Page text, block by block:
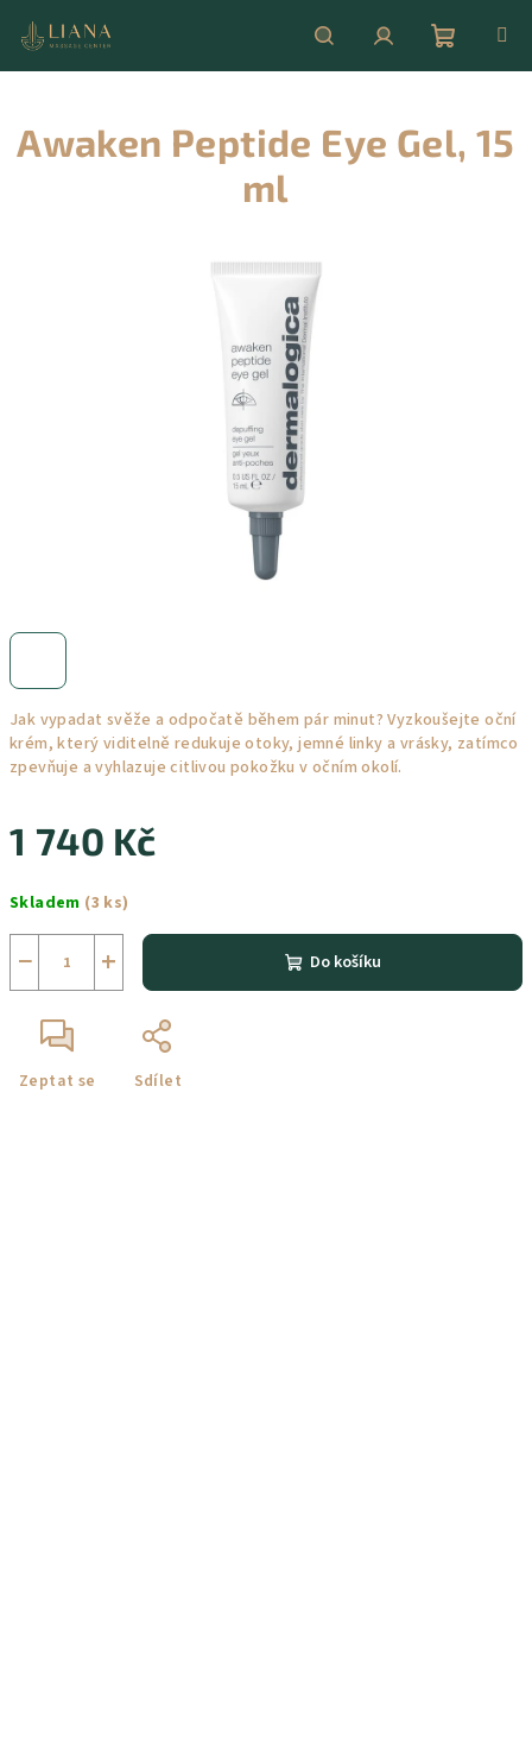
obsah
HledatPřihlášeníNákupní
košík
Jak vypadat svěže a odpočatě během pár minut? Vyzkoušejte oční
krém, který viditelně redukuje otoky, jemné linky a vrásky, zatímco
zpevňuje a vyhlazuje citlivou pokožku v očním okolí.
1 740 Kč
cena:
Skladem (3 ks)
+
− Do košíku
Zeptat se Sdílet
Awaken Peptide Eye Gel, 15
ml